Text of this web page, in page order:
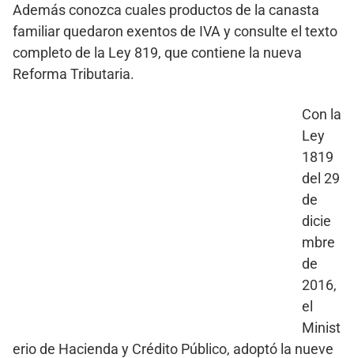
Además conozca cuales productos de la canasta
familiar quedaron exentos de IVA y consulte el texto
completo de la Ley 819, que contiene la nueva
Reforma Tributaria.
Con la
Ley
1819
del 29
de
dicie
mbre
de
2016,
el
Minist
erio de Hacienda y Crédito Público, adoptó la nueve